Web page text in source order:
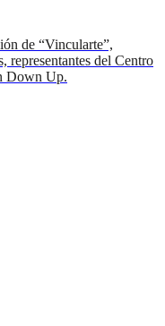
de “Vincularte”,
representantes del Centro
Down Up.